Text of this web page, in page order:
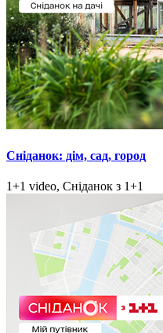
Сніданок: дім, сад, город
1+1 video, Сніданок з 1+1